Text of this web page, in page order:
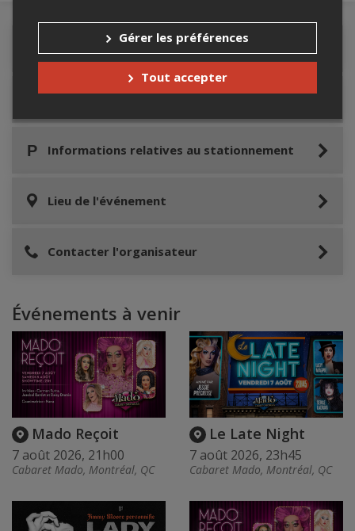
Détails de l'événement
Informations relatives au stationnement
Lieu de l'événement
Contacter l'organisateur
Événements à venir
Mado Reçoit
7 août 2026, 21h00
Cabaret Mado, Montréal, QC
Le Late Night
7 août 2026, 23h45
Cabaret Mado, Montréal, QC
Gérer les préférences
Tout accepter